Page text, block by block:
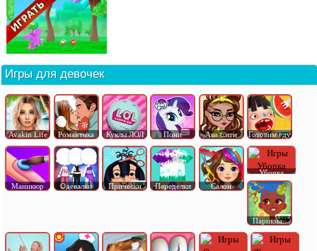
Игры для девочек
Avakin Life Романтика Куклы ЛОЛ Пони Ава Сити Готовим еду
Маникюр Одевалки Прически Переделки Салон
Уборка
Парикма..